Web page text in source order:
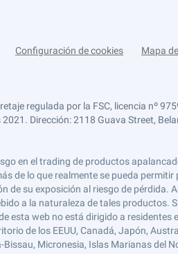
Configuración de cookies Mapa
regulada por la FSC, licencia nº
Dirección: 2118 Guava Street,
en el trading de productos
de lo que realmente se pueda
su exposición al riesgo de pérdida.
a la naturaleza de tales
esta web no está dirigido a
de los EEUU, Canadá, Japón,
Micronesia, Islas Marianas del